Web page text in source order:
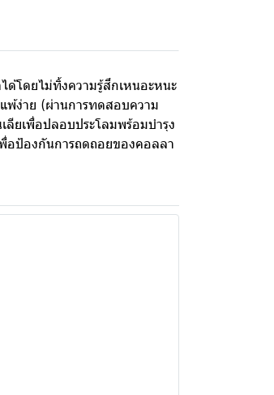
โดยไม่ทิ้งความรู้สึกเหนอะหนะ
พ้ง่าย (ผ่านการทดสอบความ
ยเพื่อปลอบประโลมพร้อมบำรุง
อป้องกันการถดถอยของคอลลา